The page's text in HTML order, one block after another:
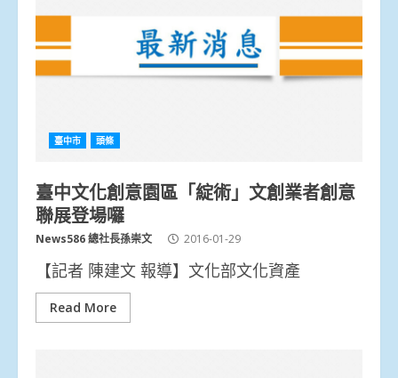
臺中市 頭條
臺中文化創意園區「綻術」文創業者創意
聯展登場囉
News586 總社長孫崇文 2016-01-29
【記者 陳建文 報導】文化部文化資產
Read More